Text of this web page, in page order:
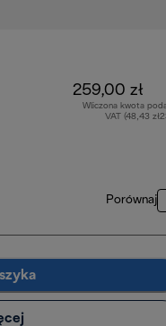
259,00 zł
Wliczona kwota
VAT (48,43
Porównaj